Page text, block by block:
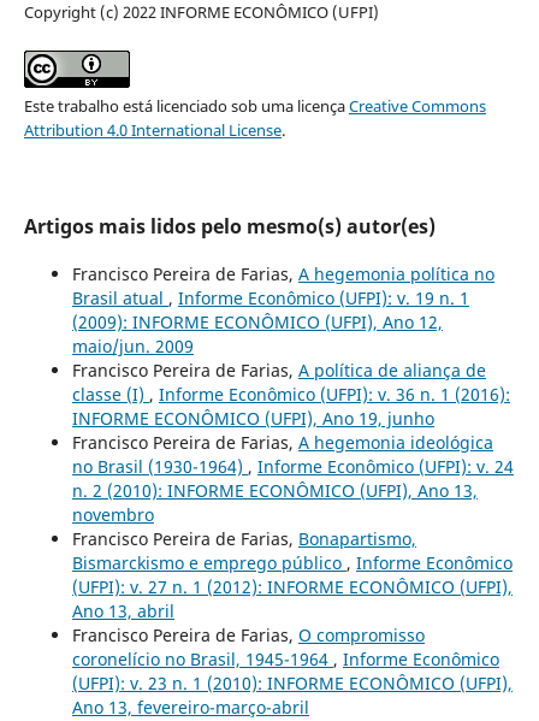
Copyright (c) 2022 INFORME ECONÔMICO (UFPI)
Este trabalho está licenciado sob uma licençaCreative Commons
Attribution 4.0 International License.
Artigos mais lidos pelo mesmo(s) autor(es)
Francisco Pereira de Farias, A hegemonia política no
Brasil atual , Informe Econômico (UFPI): v. 19 n. 1
(2009): INFORME ECONÔMICO (UFPI), Ano 12,
maio/jun. 2009
Francisco Pereira de Farias, A política de aliança de
classe (I) , Informe Econômico (UFPI): v. 36 n. 1 (2016):
INFORME ECONÔMICO (UFPI), Ano 19, junho
Francisco Pereira de Farias, A hegemonia ideológica
no Brasil (1930-1964) , Informe Econômico (UFPI): v. 24
n. 2 (2010): INFORME ECONÔMICO (UFPI), Ano 13,
novembro
Francisco Pereira de Farias, Bonapartismo,
Bismarckismo e emprego público , Informe Econômico
(UFPI): v. 27 n. 1 (2012): INFORME ECONÔMICO (UFPI),
Ano 13, abril
Francisco Pereira de Farias, O compromisso
coronelício no Brasil, 1945-1964 , Informe Econômico
(UFPI): v. 23 n. 1 (2010): INFORME ECONÔMICO (UFPI),
Ano 13, fevereiro-março-abril